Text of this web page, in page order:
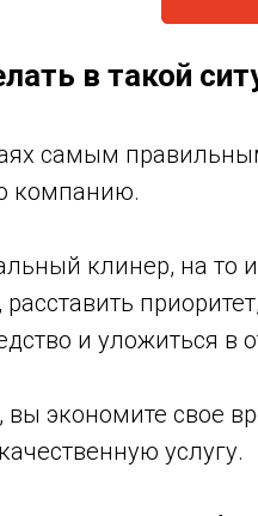
в такой
самым
компанию.
клинер, на то
расставить
и уложиться в
вы экономите свое
услугу.